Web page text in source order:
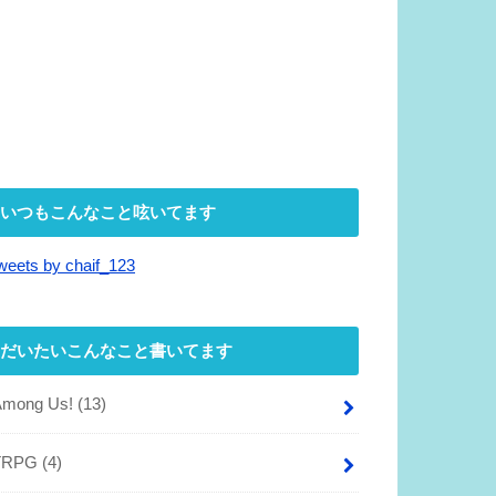
いつもこんなこと呟いてます
by chaif_123
だいたいこんなこと書いてます
Us! (13)
(4)